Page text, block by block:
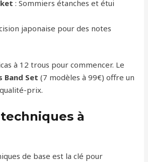
: Sommiers étanches et étui
japonaise pour des notes
à 12 trous pour commencer. Le
Band Set (7 modèles à 99€) offre un
prix.
à
de base est la clé pour